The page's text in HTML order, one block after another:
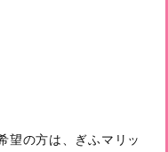
望の方は、ぎふマリッ